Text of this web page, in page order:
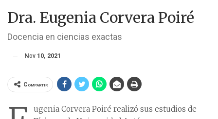
Dra. Eugenia Corvera Poiré
Docencia en ciencias exactas
Nov 10, 2021
Compartir
ugenia Corvera Poiré realizó sus estudios de